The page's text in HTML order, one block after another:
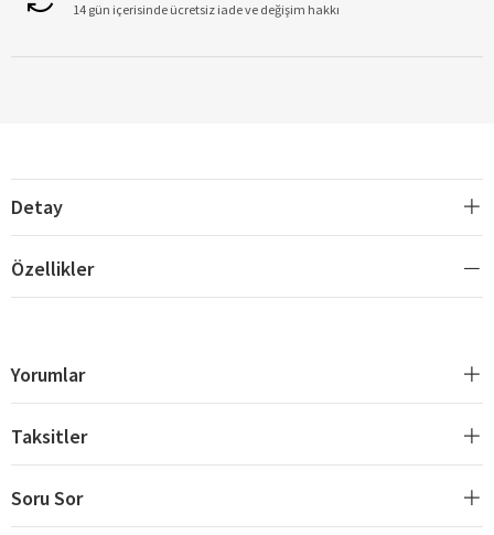
14 gün içerisinde ücretsiz iade ve değişim hakkı
Detay
Özellikler
Yorumlar
Taksitler
Soru Sor